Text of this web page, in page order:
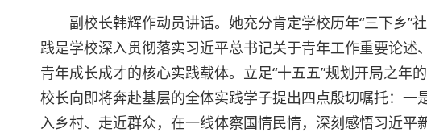
副校长韩辉作动员讲话。她充分肯定学校历年“三下乡”
践是学校深入贯彻落实习近平总书记关于青年工作重要论述
青年成长成才的核心实践载体。立足“十五五”规划开局之年
校长向即将奔赴基层的全体实践学子提出四点殷切嘱托：
入乡村、走近群众，在一线体察国情民情，深刻感悟习近